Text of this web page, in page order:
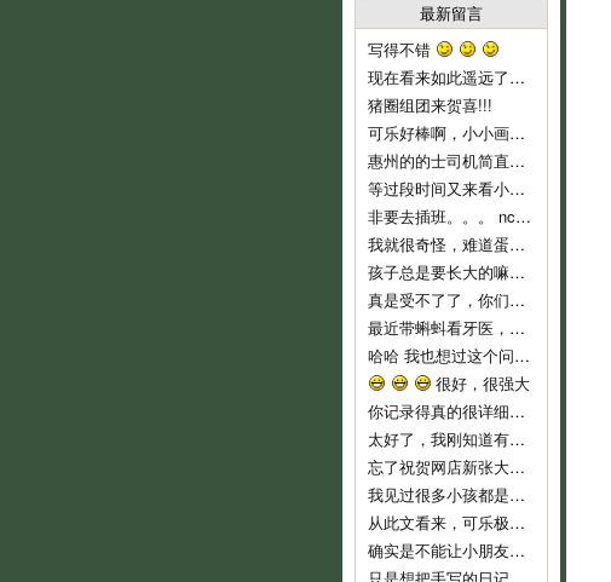
最新留言
写得不错
现在看来如此遥远了……
猪圈组团来贺喜!!!
可乐好棒啊，小小画家！
惠州的的士司机简直就是人渣...服务态度不好..个人素质差..喜欢兜远路,花钱做他们的的士..他们反而是老大,还说争创文明城市,有
等过段时间又来看小可乐
非要去插班。。。 nc，nc，新时代的蛋痛。
我就很奇怪，难道蛋教主和教主夫人小时候没有去过幼儿园么？难倒不记得当时自己的心情吗？ 自从蛋教主一开始说通过洗脑，可以让小孩
孩子总是要长大的嘛，3岁上幼儿园也不算早吧，我们从来不乱给药给可乐吃的，就是发烧不高，我们也都是坚持监督喝水降温而已。长河叔叔，太
真是受不了了，你们就不能让可乐对幼儿园渐进适应吗？ 都开始出现生理反应了。再说，现在小孩这么小，不能随便用药，怎么像起来这么
最近带蝌蚪看牙医，医生说只要有牙齿就要开始刷牙！ 不过貌似小朋友不是很好教，蝌蚪现在非常愿意啃牙刷~ 听好些人提到巧虎里教刷牙
哈哈 我也想过这个问题。我不相信自己会有电影主角这么好的运气，所以宁愿跟那个最早发现问题的可怜科学家一样，全家人在一起……
很好，很强大
你记录得真的很详细，他长大了，会感谢妈妈给他留下这么珍贵的记忆！
太好了，我刚知道有这些地址，最近即将收拾一批，生小孩后不能穿的衣服，一定去寄。
忘了祝贺网店新张大吉，生意兴隆！！
我见过很多小孩都是这样，二岁左右是特别不乖的时期，自我意识开始膨胀，以逆反为乐，给他说道理又不懂，这是正常的，小桃你已经很有耐心了
从此文看来，可乐极具创意，涂鸦都这么有风格，玩汽车还玩得这么有门道。亲亲可乐赞一个！
确实是不能让小朋友单独坐的，一个急刹车就很危险了。我也是很短的路途而且低峰期才敢单独让他坐车的。